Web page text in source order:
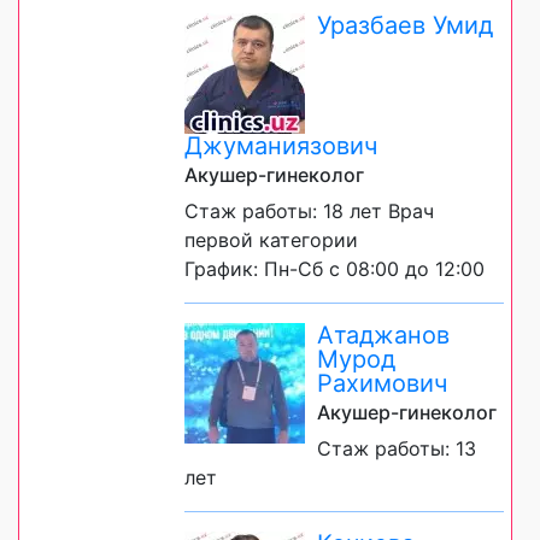
Уразбаев Умид
Джуманиязович
Акушер-гинеколог
Стаж работы: 18 лет Врач
первой категории
График: Пн-Сб с 08:00 до 12:00
Атаджанов
Мурод
Рахимович
Акушер-гинеколог
Стаж работы: 13
лет